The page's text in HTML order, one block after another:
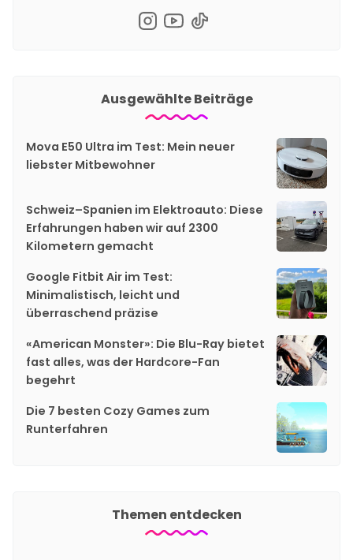
Ausgewählte Beiträge
Mova E50 Ultra im Test: Mein neuer
liebster Mitbewohner
Schweiz–Spanien im Elektroauto: Diese
Erfahrungen haben wir auf 2300
Kilometern gemacht
Google Fitbit Air im Test:
Minimalistisch, leicht und
überraschend präzise
«American Monster»: Die Blu-Ray bietet
fast alles, was der Hardcore-Fan
begehrt
Die 7 besten Cozy Games zum
Runterfahren
Themen entdecken